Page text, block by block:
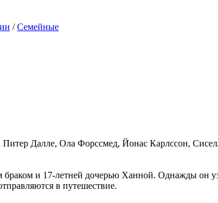
/Семейные
Далле, Ола Форссмед, Йонас Карлссон,
и 17-летней дочерью Ханной. Однажды он
в путешествие.